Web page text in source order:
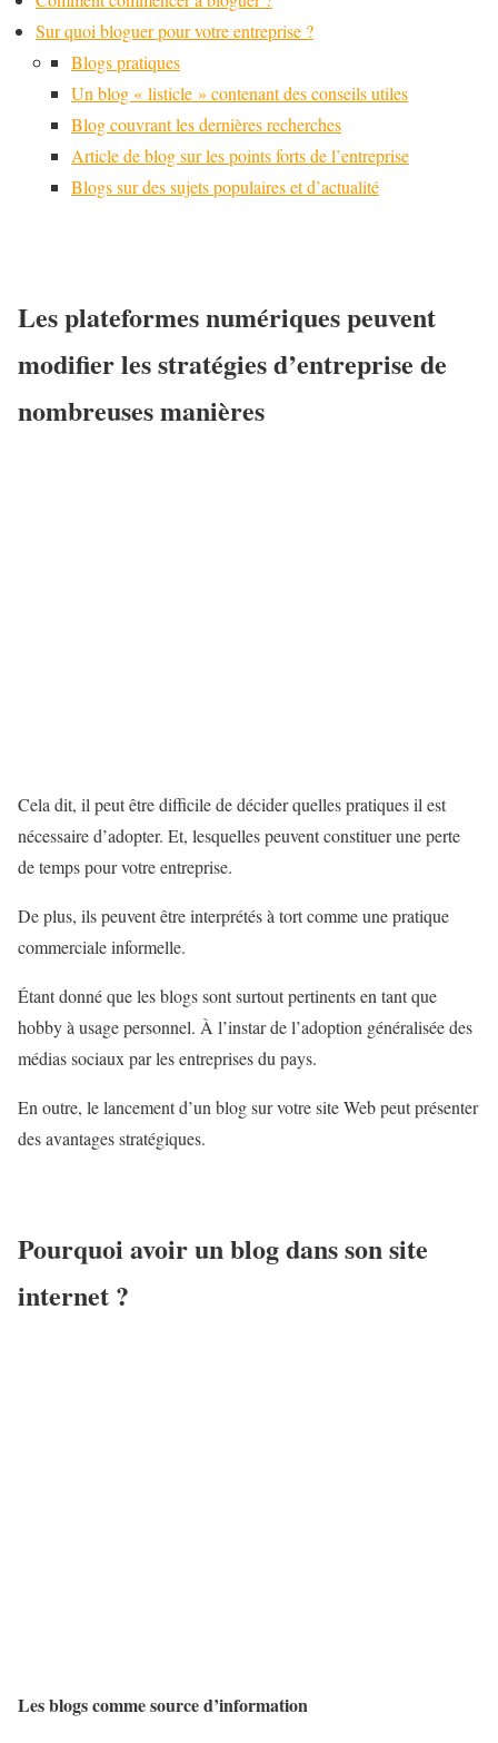
Sur quoi bloguer pour votre entreprise ?
Blogs pratiques
Un blog « listicle » contenant des conseils utiles
Blog couvrant les dernières recherches
Article de blog sur les points forts de l’entreprise
Blogs sur des sujets populaires et d’actualité
Les plateformes numériques peuvent
modifier les stratégies d’entreprise de
nombreuses manières
Cela dit, il peut être difficile de décider quelles pratiques il est
nécessaire d’adopter. Et, lesquelles peuvent constituer une perte
de temps pour votre entreprise.
De plus, ils peuvent être interprétés à tort comme une pratique
commerciale informelle.
Étant donné que les blogs sont surtout pertinents en tant que
hobby à usage personnel. À l’instar de l’adoption généralisée des
médias sociaux par les entreprises du pays.
En outre, le lancement d’un blog sur votre site Web peut présenter
des avantages stratégiques.
Pourquoi avoir un blog dans son site
internet ?
Les blogs comme source d’information